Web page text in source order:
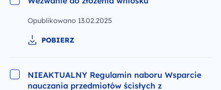
Opublikowano 13.02.2025
POBIERZ
NIEAKTUALNY Regulamin naboru Wsparcie
nauczania przedmiotów ścisłych z